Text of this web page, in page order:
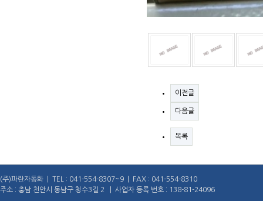
이전글
다음글
목록
(주)파란자동화 | TEL : 041-554-8307~9 | FAX : 041-554-8310
주소 : 충남 천안시 동남구 청수3길 2 | 사업자 등록 번호 : 138-81-24096